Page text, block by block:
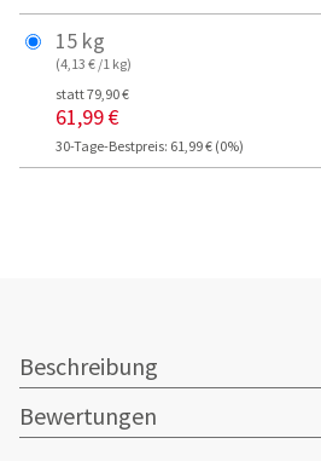
15 kg
(4,13 € /1 kg)
statt 79,90 €
61,99 €
30-Tage-Bestpreis: 61,99 € (0%)
Beschreibung
Bewertungen